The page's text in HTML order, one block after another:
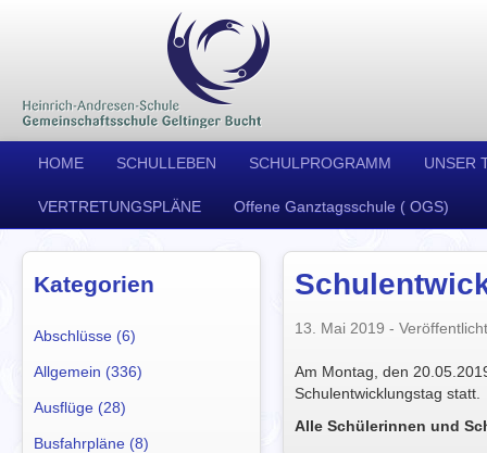
HOME SCHULLEBEN SCHULPROGRAMM UNSER
VERTRETUNGSPLÄNE Offene Ganztagsschule ( OGS)
Kategorien
Abschlüsse (6)
Allgemein (336)
Ausflüge (28)
Busfahrpläne (8)
13. Mai 2019 -
Am Montag, den
Schulentwicklungstag statt.
Alle Schülerinnen und